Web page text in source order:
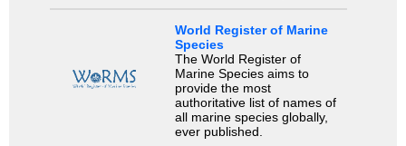
World Register of Marine
Species
The World Register of
Marine Species aims to
provide the most
authoritative list of names of
all marine species globally,
ever published.